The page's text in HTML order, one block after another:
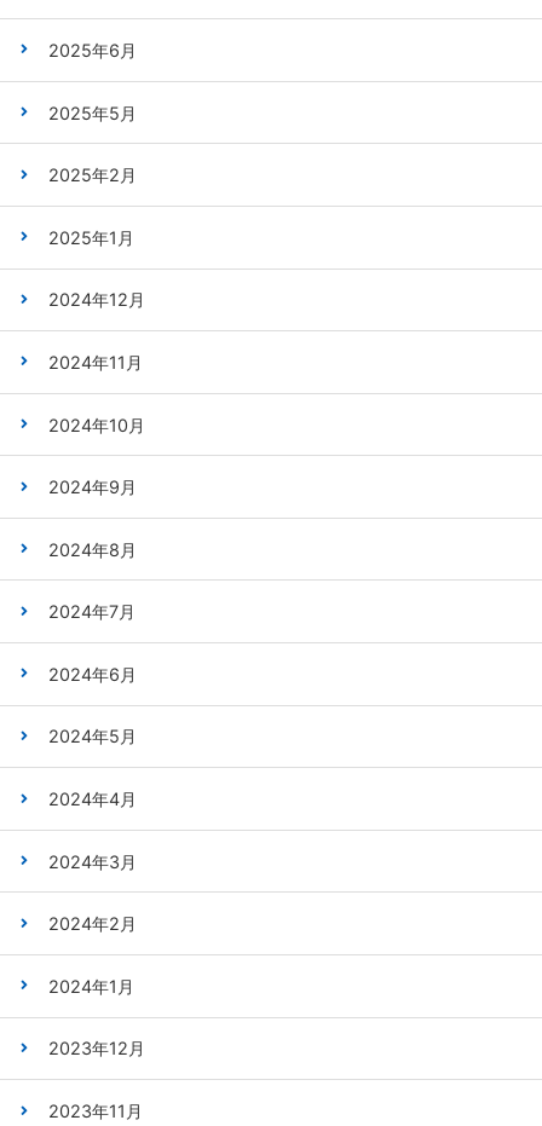
2025年6月
2025年5月
2025年2月
2025年1月
2024年12月
2024年11月
2024年10月
2024年9月
2024年8月
2024年7月
2024年6月
2024年5月
2024年4月
2024年3月
2024年2月
2024年1月
2023年12月
2023年11月